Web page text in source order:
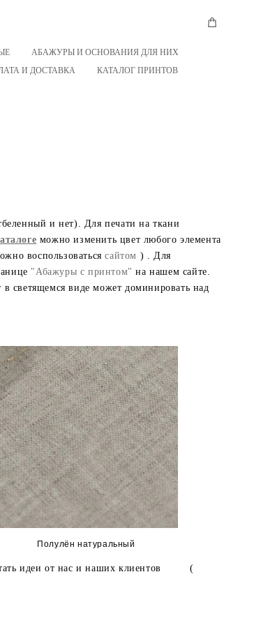
АБАЖУРЫ И ОСНОВАНИЯ ДЛЯ НИХ
И ДОСТАВКА
КАТАЛОГ ПРИНТОВ
и нет). Для печати на ткани
е можно изменить цвет любого элемента
воспользоватьсясайтом ) . Для
"Абажуры с принтом" на нашем сайте.
светящемся виде может доминировать над
Полулён натуральный
идеи от нас и наших клиентов (